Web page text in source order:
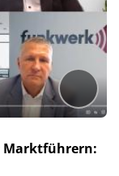
Marktführern: